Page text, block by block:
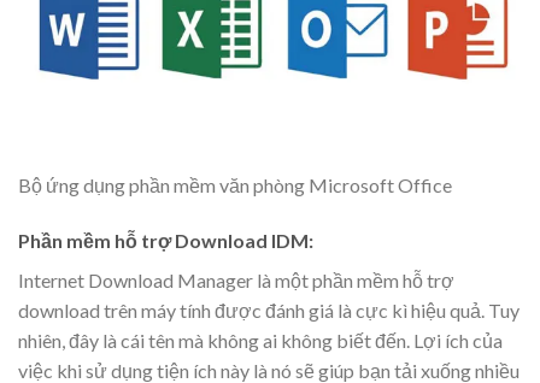
Bộ ứng dụng phần mềm văn phòng Microsoft Office
Phần mềm hỗ trợ Download IDM:
Internet Download Manager là một phần mềm hỗ trợ
download trên máy tính được đánh giá là cực kì hiệu quả. Tuy
nhiên, đây là cái tên mà không ai không biết đến. Lợi ích của
việc khi sử dụng tiện ích này là nó sẽ giúp bạn tải xuống nhiều